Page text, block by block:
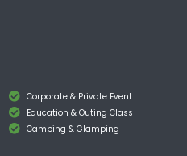
Corporate & Private Event
Education & Outing Class
Camping & Glamping